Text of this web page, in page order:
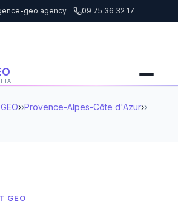
geo.agency 09 75 36 32 17
l'IA
› Provence-Alpes-Côte d'Azur›
GEO